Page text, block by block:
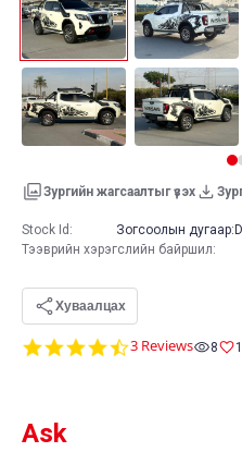
Зургийн жагсаалтыг үзэх
4.7
3 Reviews 8 1
Ask
Stock Id: Зогсоолын дугаар:
Тээврийн хэрэгслийн байршил:
Хуваалцах